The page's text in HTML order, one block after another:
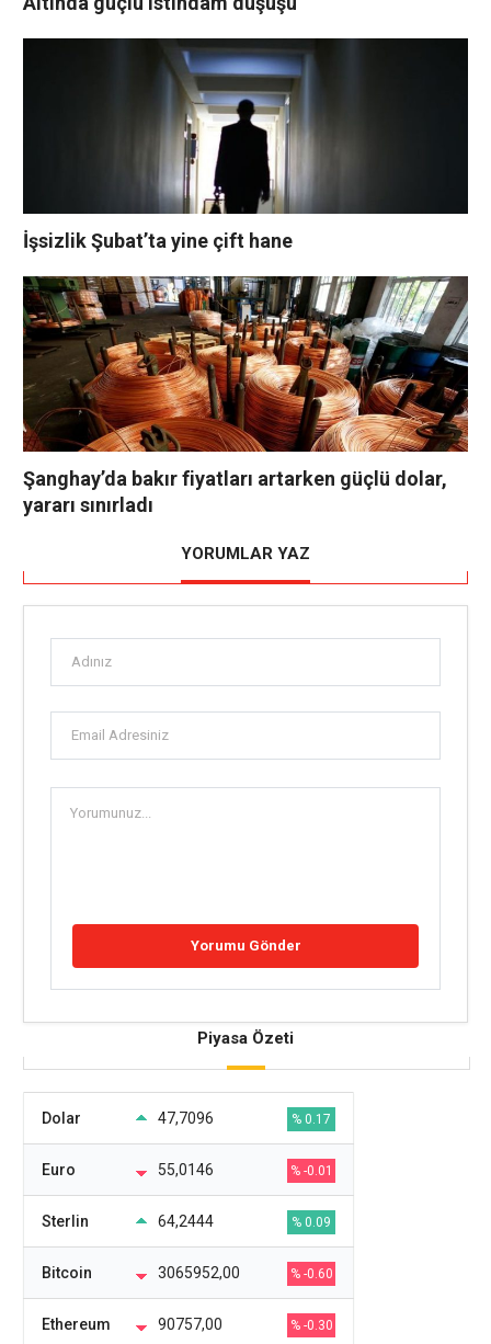
İşsizlik Şubat’ta yine çift hane
Şanghay’da bakır fiyatları artarken güçlü dolar,
yararı sınırladı
YORUMLAR YAZ
Piyasa Özeti
Dolar 47,7096 % 0.17
Euro 55,0146 % -0.01
Sterlin 64,2444 % 0.09
Bitcoin 3065952,00 % -0.60
Ethereum 90757,00 % -0.30